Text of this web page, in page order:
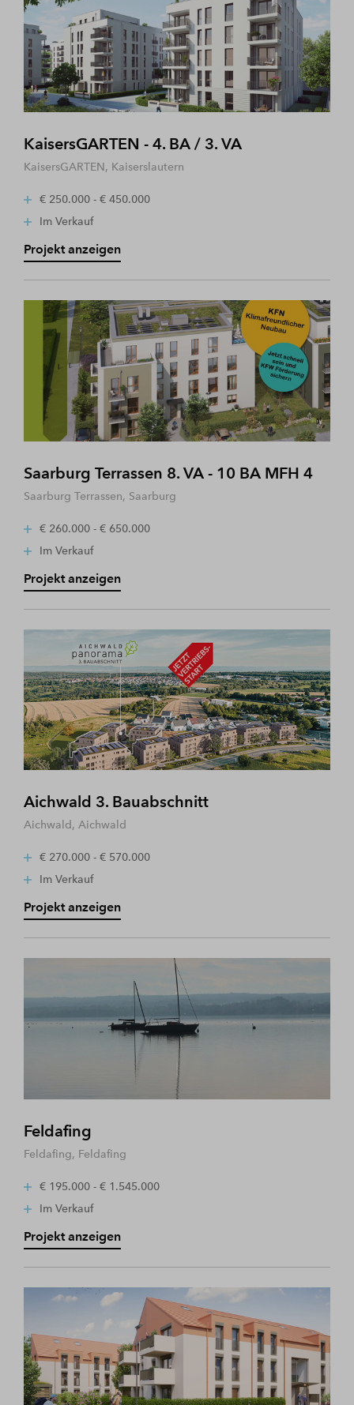
KaisersGARTEN - 4. BA / 3. VA
KaisersGARTEN, Kaiserslautern
€ 250.000 - € 450.000
Im Verkauf
Projekt anzeigen
Saarburg Terrassen 8. VA - 10 BA MFH 4
Saarburg Terrassen, Saarburg
€ 260.000 - € 650.000
Im Verkauf
Projekt anzeigen
Aichwald 3. Bauabschnitt
Aichwald, Aichwald
€ 270.000 - € 570.000
Im Verkauf
Projekt anzeigen
Feldafing
Feldafing, Feldafing
€ 195.000 - € 1.545.000
Im Verkauf
Projekt anzeigen